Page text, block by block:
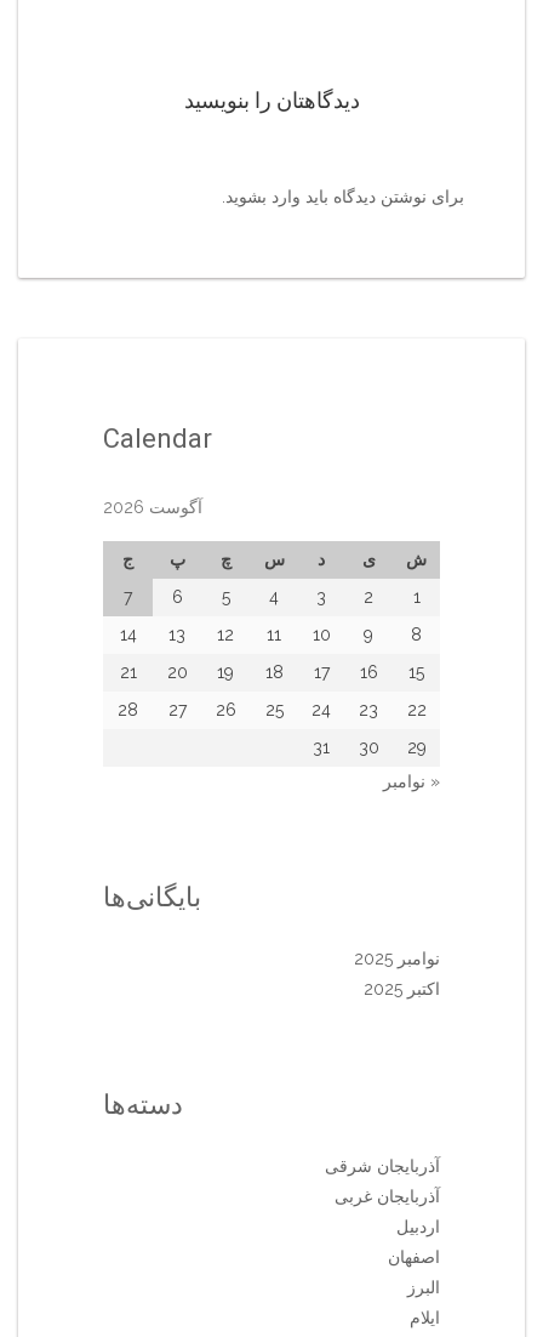
دیدگاهتان را بنویسید
برای نوشتن دیدگاه باید وارد بشوید
Calendar
آگوست 2026
ش ی د س چ پ
ج
1
2
3
4
5
6
7
8
9
10
11
12
13
14
15
16
17
18
19
20
21
22
23
24
25
26
27
28
29
30
31
« نوامبر
بایگانی‌ها
نوامبر 2025
اکتبر 2025
دسته‌ها
آذربایجان شرقی
آذربایجان غربی
اردبیل
اصفهان
البرز
ایلام